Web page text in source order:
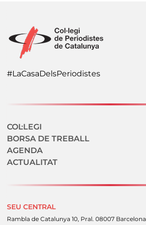
#LaCasaDelsPeriodistes
Navegació secundaria
COL·LEGI
BORSA DE TREBALL
AGENDA
ACTUALITAT
SEU CENTRAL
Rambla de Catalunya 10, Pral. 08007 Barcelona